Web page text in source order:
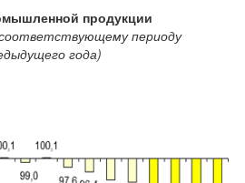
продукции
периоду
года)